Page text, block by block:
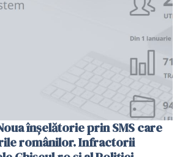
înșelătorie prin SMS care
românilor. Infractorii